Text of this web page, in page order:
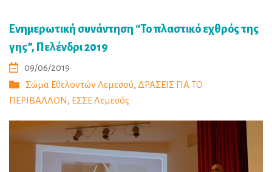
Ενημερωτική συνάντηση “Το πλαστικό εχθρός της
γης”, Πελένδρι 2019
09/06/2019
Σώμα Εθελοντών Λεμεσού, ΔΡΑΣΕΙΣ ΓΙΑ ΤΟ
ΠΕΡΙΒΑΛΛΟΝ, ΕΣΣΕ Λεμεσός